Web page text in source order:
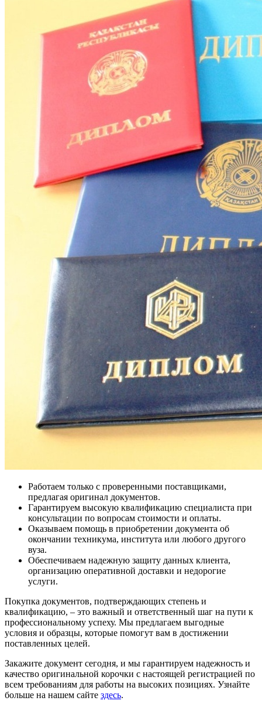
Работаем только с проверенными поставщиками,
предлагая оригинал документов.
Гарантируем высокую квалификацию специалиста при
консультации по вопросам стоимости и оплаты.
Оказываем помощь в приобретении документа об
окончании техникума, института или любого другого
вуза.
Обеспечиваем надежную защиту данных клиента,
организацию оперативной доставки и недорогие
услуги.
Покупка документов, подтверждающих степень и
квалификацию, – это важный и ответственный шаг на пути к
профессиональному успеху. Мы предлагаем выгодные
условия и образцы, которые помогут вам в достижении
поставленных целей.
Закажите документ сегодня, и мы гарантируем надежность и
качество оригинальной корочки с настоящей регистрацией по
всем требованиям для работы на высоких позициях. Узнайте
больше на нашем сайте здесь.